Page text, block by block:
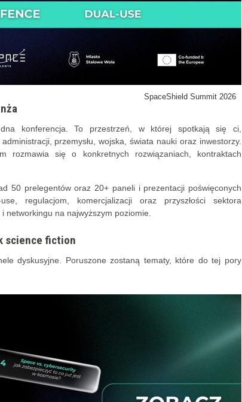
SpaceShield Summit 2026
konferencja. To przestrzeń, w której spotkają się ci,
przemysłu, wojska, świata nauki oraz inwestorzy.
się o konkretnych rozwiązaniach, kontraktach
50 prelegentów oraz 20+ paneli i prezentacji poświęconych
regulacjom, komercjalizacji oraz przyszłości sektora
networkingu na najwyższym poziomie.
science fiction
dyskusyjne. Poruszone zostaną tematy, które do tej pory